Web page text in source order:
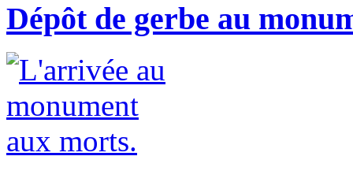
Dépôt de gerbe au